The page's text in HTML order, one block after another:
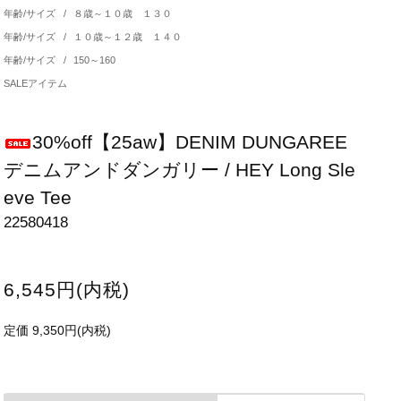
年齢/サイズ / ８歳～１０歳 １３０
年齢/サイズ / １０歳～１２歳 １４０
年齢/サイズ / 150～160
SALEアイテム
30%off【25aw】DENIM DUNGAREE
デニムアンドダンガリー / HEY Long Sle
eve Tee
22580418
6,545円(内税)
定価 9,350円(内税)